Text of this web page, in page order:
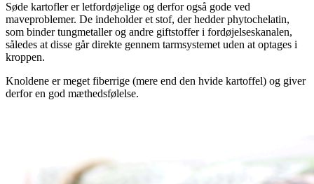
Søde kartofler er letfordøjelige og derfor også gode ved
maveproblemer. De indeholder et stof, der hedder phytochelatin,
som binder tungmetaller og andre giftstoffer i fordøjelseskanalen,
således at disse går direkte gennem tarmsystemet uden at optages i
kroppen.
Knoldene er meget fiberrige (mere end den hvide kartoffel) og giver
derfor en god mæthedsfølelse.